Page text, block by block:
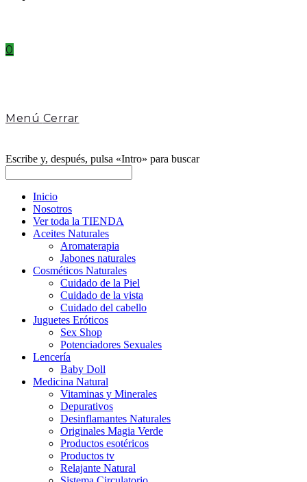
0
Menú Cerrar
Escribe y, después, pulsa «Intro» para buscar
Inicio
Nosotros
Ver toda la TIENDA
Aceites Naturales
Aromaterapia
Jabones naturales
Cosméticos Naturales
Cuidado de la Piel
Cuidado de la vista
Cuidado del cabello
Juguetes Eróticos
Sex Shop
Potenciadores Sexuales
Lencería
Baby Doll
Medicina Natural
Vitaminas y Minerales
Depurativos
Desinflamantes Naturales
Originales Magia Verde
Productos esotéricos
Productos tv
Relajante Natural